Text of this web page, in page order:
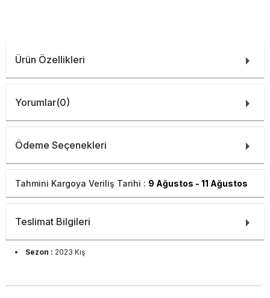
Ürün Özellikleri
Yorumlar(0)
Ödeme Seçenekleri
Tahmini Kargoya Veriliş Tarihi : 9 Ağustos - 11 Ağustos
Teslimat Bilgileri
Sezon : 2023 Kış